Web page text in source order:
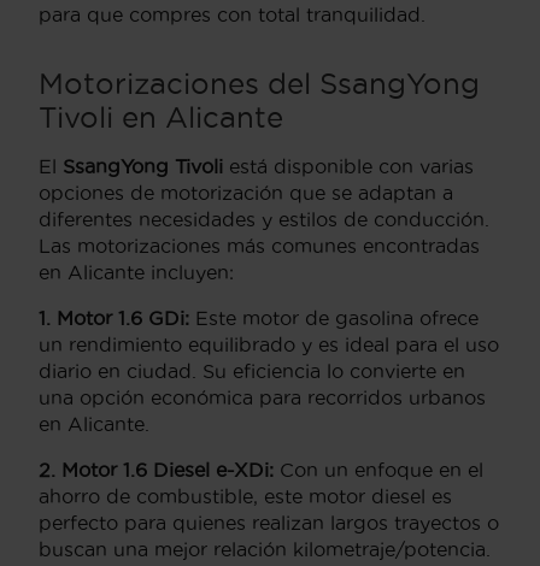
para que compres con total tranquilidad.
Motorizaciones del SsangYong
Tivoli en Alicante
El SsangYong Tivoli está disponible con varias
opciones de motorización que se adaptan a
diferentes necesidades y estilos de conducción.
Las motorizaciones más comunes encontradas
en Alicante incluyen:
1. Motor 1.6 GDi: Este motor de gasolina ofrece
un rendimiento equilibrado y es ideal para el uso
diario en ciudad. Su eficiencia lo convierte en
una opción económica para recorridos urbanos
en Alicante.
2. Motor 1.6 Diesel e-XDi: Con un enfoque en el
ahorro de combustible, este motor diesel es
perfecto para quienes realizan largos trayectos o
buscan una mejor relación kilometraje/potencia.